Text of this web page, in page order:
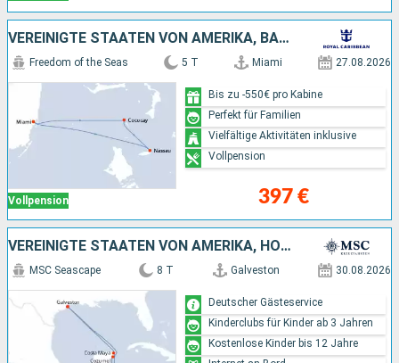
VEREINIGTE STAATEN VON AMERIKA, BAHAMAS
Vollpension
Freedom of the Seas 5 T Miami 27.08.2026
397 €
Bis zu -550€ pro Kabine
Perfekt für Familien
Vielfältige Aktivitäten inklusive
Vollpension
VEREINIGTE STAATEN VON AMERIKA, HONDURAS, MEXIKO
MSC Seascape 8 T Galveston 30.08.2026
Deutscher Gästeservice
Kinderclubs für Kinder ab 3 Jahren
Kostenlose Kinder bis 12 Jahre